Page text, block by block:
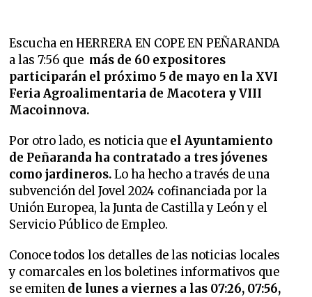
Escucha en HERRERA EN COPE EN PEÑARANDA
a las 7:56 que más de 60 expositores
participarán el próximo 5 de mayo en la XVI
Feria Agroalimentaria de Macotera y VIII
Macoinnova.
Por otro lado, es noticia que el Ayuntamiento
de Peñaranda ha contratado a tres jóvenes
como jardineros.Lo ha hecho a través de una
subvención del Jovel 2024 cofinanciada por la
Unión Europea, la Junta de Castilla y León y el
Servicio Público de Empleo.
Conoce todos los detalles de las noticias locales
y comarcales en los boletines informativos que
se emiten de lunes a viernes a las 07:26, 07:56,